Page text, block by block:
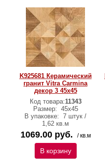
K925681 Керамический
гранит Vitra Carmina
декор 3 45х45
Код товара:11343
Размер: 45х45
В упаковке: 7 штук /
1,62 кв.м
1069.00 руб. / кв.м
В корзину